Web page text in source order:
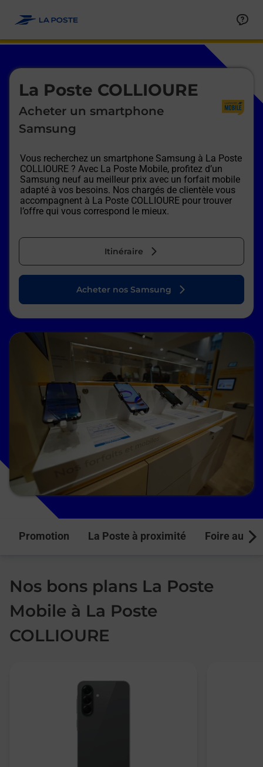
La Poste COLLIOURE
Acheter un smartphone
Samsung
Vous recherchez un smartphone Samsung à La Poste
COLLIOURE ? Avec La Poste Mobile, profitez d’un
Samsung neuf au meilleur prix avec un forfait mobile
adapté à vos besoins. Nos chargés de clientèle vous
accompagnent à La Poste COLLIOURE pour trouver
l’offre qui vous correspond le mieux.
Itinéraire
Le lien s'ouvre dans un nouvel onglet
Acheter nos Samsung
Promotion La Poste à proximité Foire aux
Nos bons plans La Poste
Mobile à La Poste
COLLIOURE